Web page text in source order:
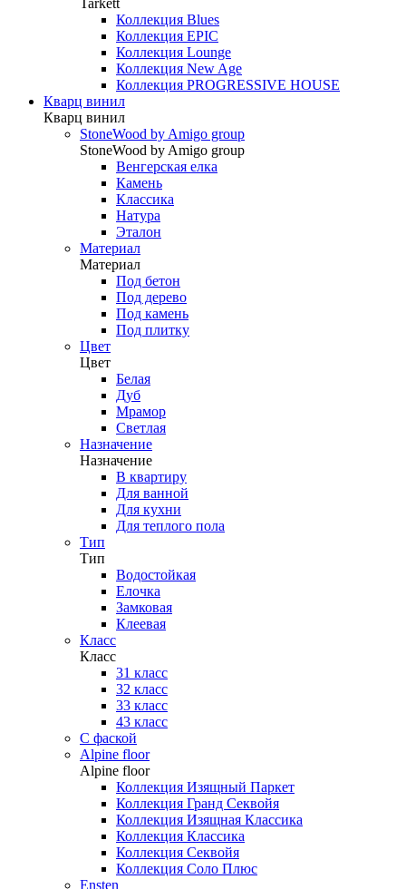
Tarkett
Коллекция Blues
Коллекция EPIC
Коллекция Lounge
Коллекция New Age
Коллекция PROGRESSIVE HOUSE
Кварц винил
Кварц винил
StoneWood by Amigo group
StoneWood by Amigo group
Венгерская елка
Камень
Классика
Натура
Эталон
Материал
Материал
Под бетон
Под дерево
Под камень
Под плитку
Цвет
Цвет
Белая
Дуб
Мрамор
Светлая
Назначение
Назначение
В квартиру
Для ванной
Для кухни
Для теплого пола
Тип
Тип
Водостойкая
Елочка
Замковая
Клеевая
Класс
Класс
31 класс
32 класс
33 класс
43 класс
С фаской
Alpine floor
Alpine floor
Коллекция Изящный Паркет
Коллекция Гранд Секвойя
Коллекция Изящная Классика
Коллекция Классика
Коллекция Секвойя
Коллекция Соло Плюс
Ensten